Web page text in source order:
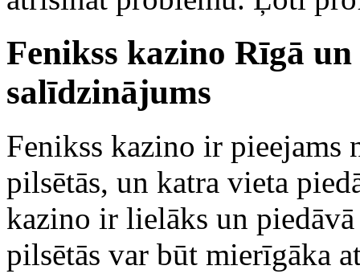
Fenikss kazino Rīgā
salīdzinājums
Fenikss kazino ir pieejams
pilsētās, un katra vieta
kazino ir lielāks un
pilsētās var būt mierīgāka